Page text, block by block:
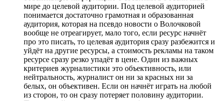
мире до целевой аудитории. Под целевой аудиторией
понимается достаточно грамотная и образованная
аудитория, которая на псевдо новости о Волочковой
вообще не отреагирует, мало того, если ресурс начнёт
про это писать, то целевая аудитория сразу разбежится и
уйдёт на другие ресурсы, а стоимость рекламы на таком
ресурсе сразу резко упадёт в цене. Один из важных
критериев журналистики это объективность, или
нейтральность, журналист он ни за красных ни за
белых, он объективен. Если он начнёт играть на любой
из сторон, то он сразу потеряет половину аудитории.